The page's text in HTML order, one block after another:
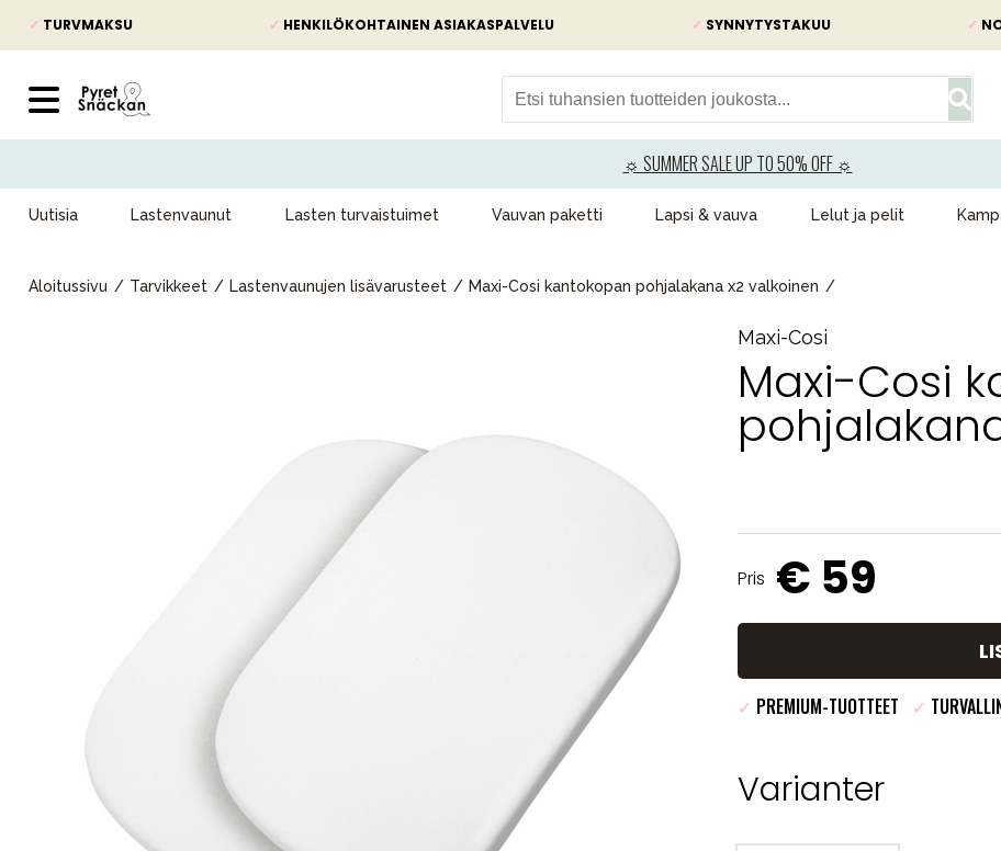
✓ TURVMAKSU ✓ HENKILÖKOHTAINEN ASIAKASPALVELU ✓ SYNNYTYSTAKUU ✓
☼ SUMMER SALE UP TO 50% OFF ☼
Uutisia Lastenvaunut Lasten turvaistuimet Vauvan paketti Lapsi & vauva Lelut ja pelit
Aloitussivu Tarvikkeet Lastenvaunujen lisävarusteet Maxi-Cosi kantokopan pohjalakana x2 valkoinen
Maxi-Cosi
Maxi-Cosi
Pris € 59
✓ PREMIUM-TUOTTEET ✓
Varianter